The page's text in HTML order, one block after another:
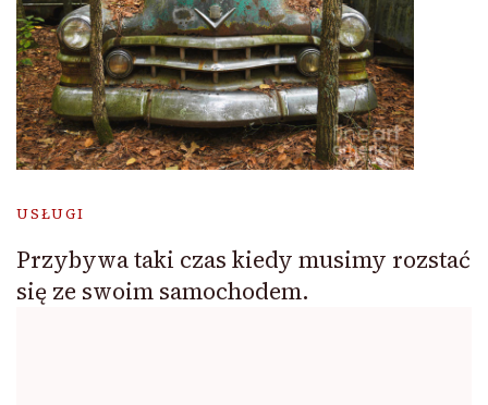
USŁUGI
Przybywa taki czas kiedy musimy rozstać
się ze swoim samochodem.